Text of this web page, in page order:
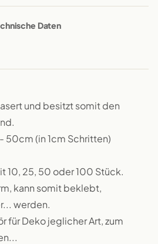
Daten
und besitzt somit den
50cm (in 1cm Schritten)
10, 25, 50 oder 100 Stück.
kann somit beklebt,
werden.
für Deko jeglicher Art, zum